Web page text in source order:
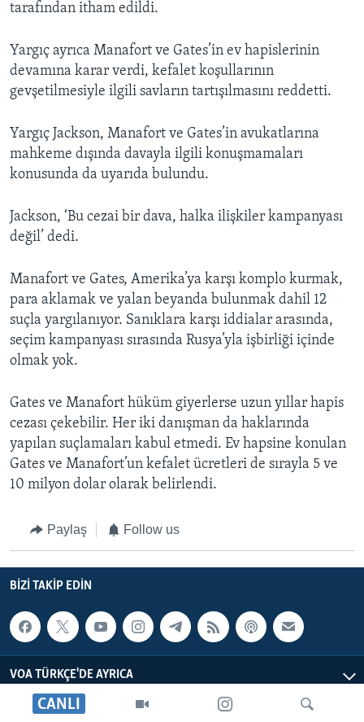
CANLI
tarafından itham edildi.
Yargıç ayrıca Manafort ve Gates’in ev hapislerinin
devamına karar verdi, kefalet koşullarının
gevşetilmesiyle ilgili savların tartışılmasını reddetti.
Yargıç Jackson, Manafort ve Gates’in avukatlarına
mahkeme dışında davayla ilgili konuşmamaları
konusunda da uyarıda bulundu.
Jackson, ‘Bu cezai bir dava, halka ilişkiler kampanyası
değil’ dedi.
Manafort ve Gates, Amerika’ya karşı komplo kurmak,
para aklamak ve yalan beyanda bulunmak dahil 12
suçla yargılanıyor. Sanıklara karşı iddialar arasında,
seçim kampanyası sırasında Rusya’yla işbirliği içinde
olmak yok.
Gates ve Manafort hüküm giyerlerse uzun yıllar hapis
cezası çekebilir. Her iki danışman da haklarında
yapılan suçlamaları kabul etmedi. Ev hapsine konulan
Gates ve Manafort’un kefalet ücretleri de sırayla 5 ve
10 milyon dolar olarak belirlendi.
Paylaş Follow us
BIZI TAKIP EDIN
VOA TÜRKÇE'DE AYRICA